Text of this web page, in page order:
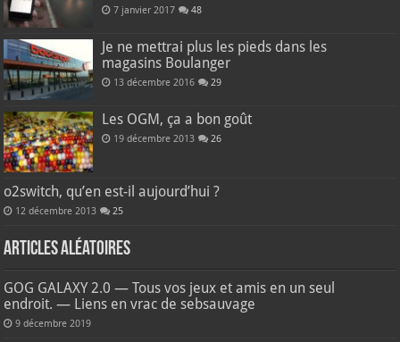
7 janvier 2017 48
Je ne mettrai plus les pieds dans les
magasins Boulanger
13 décembre 2016 29
Les OGM, ça a bon goût
19 décembre 2013 26
o2switch, qu’en est-il aujourd’hui ?
12 décembre 2013 25
Articles aléatoires
GOG GALAXY 2.0 — Tous vos jeux et amis en un seul
endroit. — Liens en vrac de sebsauvage
9 décembre 2019